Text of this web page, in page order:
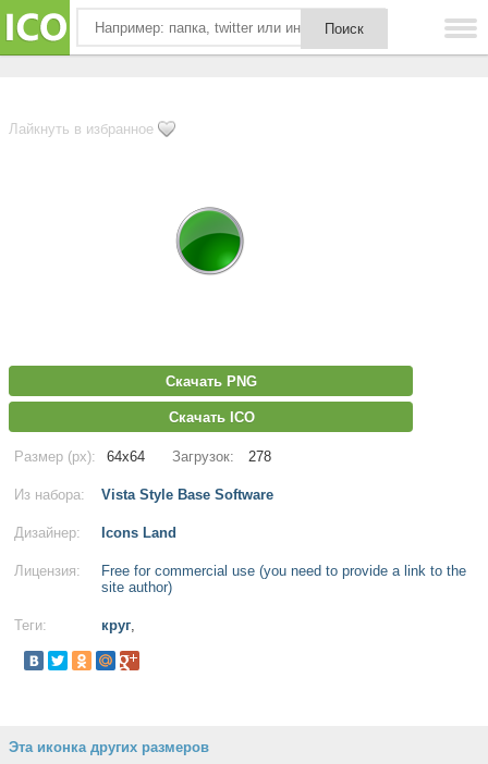
Лайкнуть в избранное
Скачать PNG
Скачать ICO
Размер (px): 64x64 Загрузок: 278
Из набора: Vista Style Base Software
Дизайнер: Icons Land
Лицензия:
Free for commercial use (you need to provide a link to the
site author)
Теги: круг,
Эта иконка других размеров